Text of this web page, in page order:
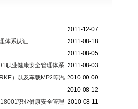
2011-12-07
2011-08-18
体系认证
2011-08-05
2011-08-03
职业健康安全管理体系
2010-09-09
）以及车载MP3等汽
2010-08-12
2010-08-11
职业健康安全管理